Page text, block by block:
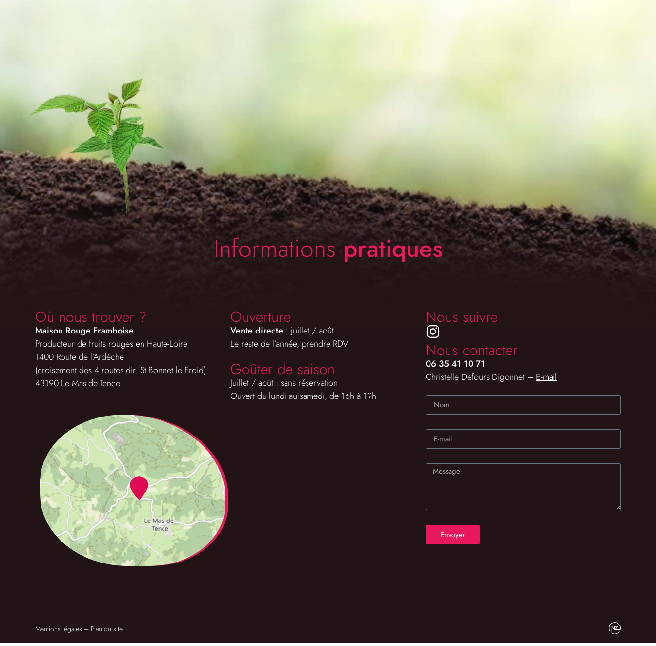
Informations pratiques
Où nous trouver ?
Maison Rouge Framboise
Producteur de fruits rouges en Haute-Loire
1400 Route de l’Ardèche
(croisement des 4 routes dir. St-Bonnet le Froid)
43190 Le Mas-de-Tence
Ouverture
Vente directe : juillet / août
Le reste de l’année, prendre RDV
Goûter de saison
Juillet / août : sans réservation
Ouvert du lundi au samedi, de 16h à 19h
Nous suivre
Nous contacter
06 35 41 10 71
Christelle Defours Digonnet – E-mail
Envoyer
Mentions légales – Plan du site